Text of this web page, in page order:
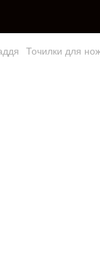
Точилки для